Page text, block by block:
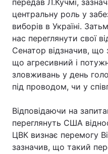
Тема оформлення
передав Л.Кучмі,
центральну роль у
виборів в Україні.
нас переглянути свої
Сенатор відзначив, що
що агресивний і
зловживань у день
під проводом, чи у
Відповідаючи на
переглянуть США
ЦВК визнає перемогу
зазначив, що такий